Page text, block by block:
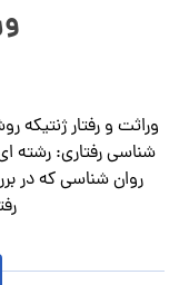
وراثت و رفتار
شناسی رفتاری: رشته
روان شناسی که در